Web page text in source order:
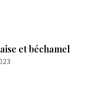
et béchamel